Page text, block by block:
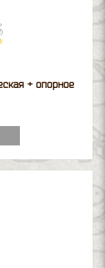
+ опорное